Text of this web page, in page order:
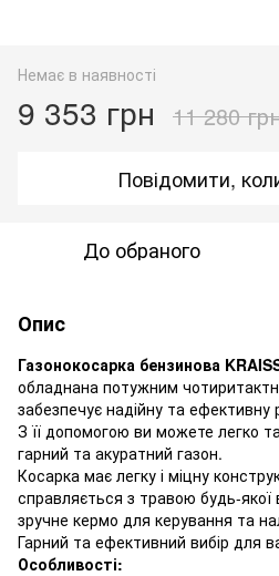
Немає в наявності
9 353 грн 11 280
Повідомити,
До обраного
Опис
Газонокосарка бензинова
обладнана потужним
забезпечує надійну та ефективну
З її допомогою ви можете легко
гарний та акуратний газон.
Косарка має легку і міцну
справляється з травою будь-
зручне кермо для керування та
Гарний та ефективний вибір для
Особливості: